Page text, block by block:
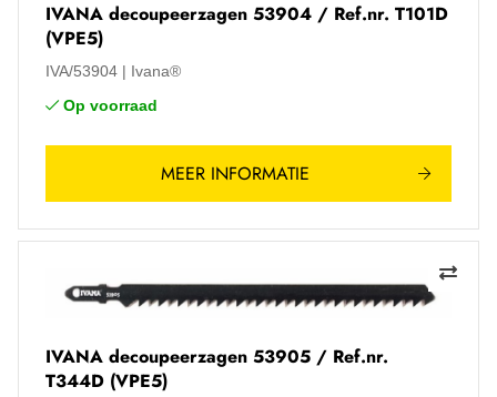
IVANA decoupeerzagen 53904 / Ref.nr. T101D
(VPE5)
IVA/53904
Ivana®
Op voorraad
MEER INFORMATIE
IVANA decoupeerzagen 53905 / Ref.nr.
T344D (VPE5)